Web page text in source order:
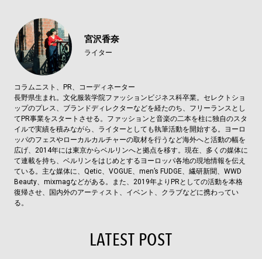
宮沢香奈
ライター
コラムニスト、PR、コーディネーター
長野県生まれ。文化服装学院ファッションビジネス科卒業。セレクトショ
ップのプレス、ブランドディレクターなどを経たのち、フリーランスとし
てPR事業をスタートさせる。ファッションと音楽の二本を柱に独自のスタ
イルで実績を積みながら、ライターとしても執筆活動を開始する。ヨーロ
ッパのフェスやローカルカルチャーの取材を行うなど海外へと活動の幅を
広げ、2014年には東京からベルリンへと拠点を移す。現在、多くの媒体に
て連載を持ち、ベルリンをはじめとするヨーロッパ各地の現地情報を伝え
ている。主な媒体に、Qetic、VOGUE、men’s FUDGE、繊研新聞、WWD
Beauty、mixmagなどがある。また、2019年よりPRとしての活動を本格
復帰させ、国内外のアーティスト、イベント、クラブなどに携わってい
る。
LATEST POST